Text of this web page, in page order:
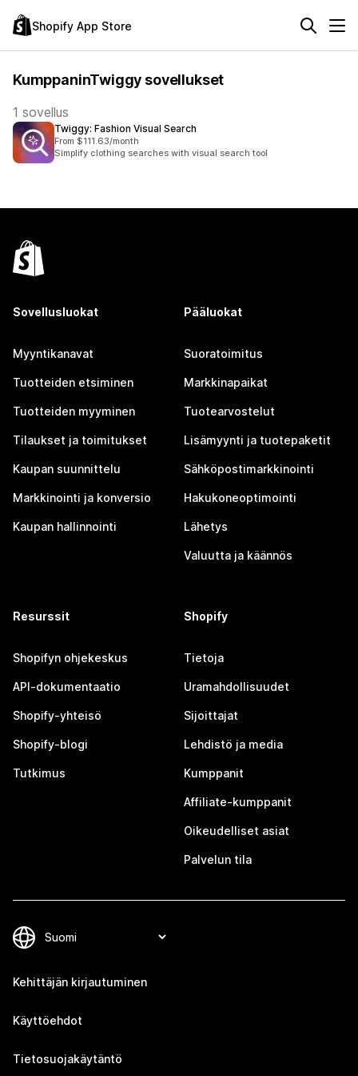
Shopify App Store
KumppaninTwiggy sovellukset
1 sovellus
Twiggy: Fashion Visual Search
From $111.63/month
Simplify clothing searches with visual search tool
Sovellusluokat
Myyntikanavat
Tuotteiden etsiminen
Tuotteiden myyminen
Tilaukset ja toimitukset
Kaupan suunnittelu
Markkinointi ja konversio
Kaupan hallinnointi
Pääluokat
Suoratoimitus
Markkinapaikat
Tuotearvostelut
Lisämyynti ja tuotepaketit
Sähköpostimarkkinointi
Hakukoneoptimointi
Lähetys
Valuutta ja käännös
Resurssit
Shopifyn ohjekeskus
API-dokumentaatio
Shopify-yhteisö
Shopify-blogi
Tutkimus
Shopify
Tietoja
Uramahdollisuudet
Sijoittajat
Lehdistö ja media
Kumppanit
Affiliate-kumppanit
Oikeudelliset asiat
Palvelun tila
Kehittäjän kirjautuminen
Käyttöehdot
Tietosuojakäytäntö